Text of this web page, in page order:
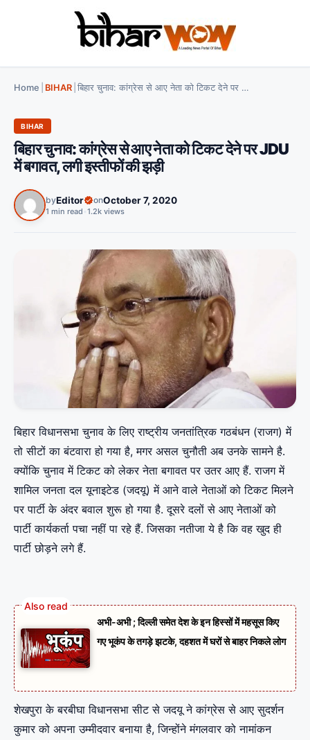
Home BIHAR बिहार चुनाव: कांग्रेस से आए नेता को टिकट देने पर JDU में बगावत, लगी इस्तीफों की झड़ी
BIHAR
बिहार चुनाव: कांग्रेस से आए नेता को टिकट देने पर JDU
में बगावत, लगी इस्तीफों की झड़ी
byEditor onOctober 7, 2020
1 min read 1.2k views
बिहार विधानसभा चुनाव के लिए राष्ट्रीय जनतांत्रिक गठबंधन (राजग) में
तो सीटों का बंटवारा हो गया है, मगर असल चुनौती अब उनके सामने है.
क्योंकि चुनाव में टिकट को लेकर नेता बगावत पर उतर आए हैं. राजग में
शामिल जनता दल यूनाइटेड (जदयू) में आने वाले नेताओं को टिकट मिलने
पर पार्टी के अंदर बवाल शुरू हो गया है. दूसरे दलों से आए नेताओं को
पार्टी कार्यकर्ता पचा नहीं पा रहे हैं. जिसका नतीजा ये है कि वह खुद ही
पार्टी छोड़ने लगे हैं.
अभी-अभी ; दिल्ली समेत देश के इन हिस्सों में महसूस किए
गए भूकंप के तगड़े झटके, दहशत में घरों से बाहर निकले लोग
शेखपुरा के बरबीघा विधानसभा सीट से जदयू ने कांग्रेस से आए सुदर्शन
कुमार को अपना उम्मीदवार बनाया है, जिन्होंने मंगलवार को नामांकन